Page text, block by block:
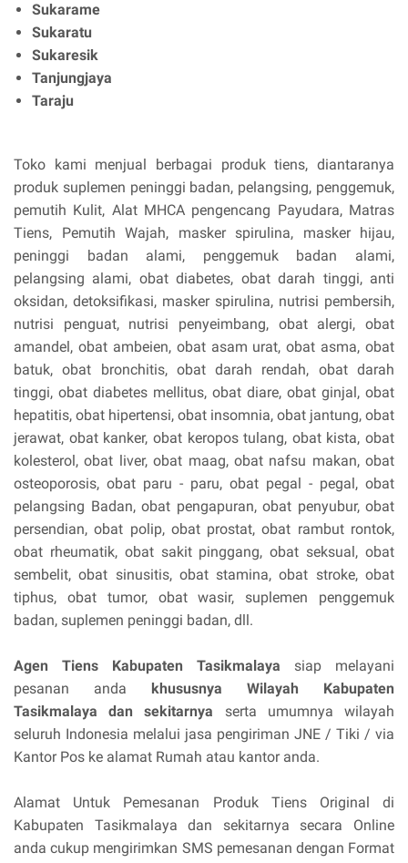
Sukarame
Sukaratu
Sukaresik
Tanjungjaya
Taraju
Toko kami menjual berbagai produk tiens, diantaranya
produk suplemen peninggi badan, pelangsing, penggemuk,
pemutih Kulit, Alat MHCA pengencang Payudara, Matras
Tiens, Pemutih Wajah, masker spirulina, masker hijau,
peninggi badan alami, penggemuk badan alami,
pelangsing alami, obat diabetes, obat darah tinggi, anti
oksidan, detoksifikasi, masker spirulina, nutrisi pembersih,
nutrisi penguat, nutrisi penyeimbang, obat alergi, obat
amandel, obat ambeien, obat asam urat, obat asma, obat
batuk, obat bronchitis, obat darah rendah, obat darah
tinggi, obat diabetes mellitus, obat diare, obat ginjal, obat
hepatitis, obat hipertensi, obat insomnia, obat jantung, obat
jerawat, obat kanker, obat keropos tulang, obat kista, obat
kolesterol, obat liver, obat maag, obat nafsu makan, obat
osteoporosis, obat paru - paru, obat pegal - pegal, obat
pelangsing Badan, obat pengapuran, obat penyubur, obat
persendian, obat polip, obat prostat, obat rambut rontok,
obat rheumatik, obat sakit pinggang, obat seksual, obat
sembelit, obat sinusitis, obat stamina, obat stroke, obat
tiphus, obat tumor, obat wasir, suplemen penggemuk
badan, suplemen peninggi badan, dll.
Agen Tiens Kabupaten Tasikmalaya siap melayani
pesanan anda khususnya Wilayah Kabupaten
Tasikmalaya dan sekitarnya serta umumnya wilayah
seluruh Indonesia melalui jasa pengiriman JNE / Tiki / via
Kantor Pos ke alamat Rumah atau kantor anda.
Alamat Untuk Pemesanan Produk Tiens Original di
Kabupaten Tasikmalaya dan sekitarnya secara Online
anda cukup mengirimkan SMS pemesanan dengan Format